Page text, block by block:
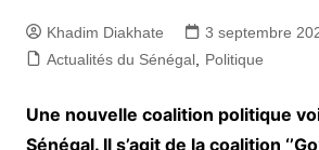
Khadim Diakhate 3 septembre
Actualités du Sénégal, Politique
Une nouvelle coalition politique
Sénégal. Il s’agit de la coalition